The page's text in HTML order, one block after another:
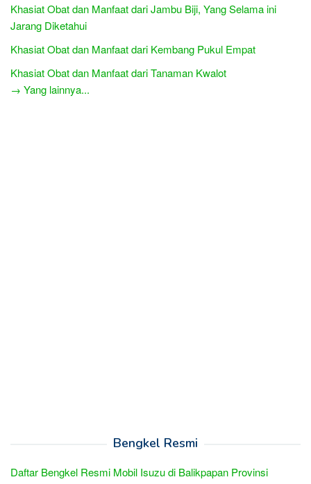
Khasiat Obat dan Manfaat dari Jambu Biji, Yang Selama ini
Jarang Diketahui
Khasiat Obat dan Manfaat dari Kembang Pukul Empat
Khasiat Obat dan Manfaat dari Tanaman Kwalot
→ Yang lainnya...
Bengkel Resmi
Daftar Bengkel Resmi Mobil Isuzu di Balikpapan Provinsi